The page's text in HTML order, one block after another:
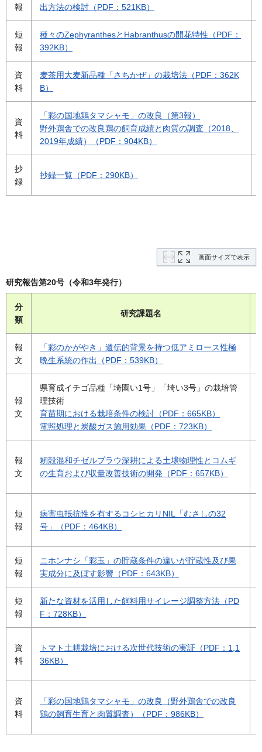
報
出方法の検討（PDF：521KB）
短
報
種々のZephyranthesとHabranthusの開花特性（PDF：
392KB）
資
料
麦茶用大麦新品種「さちかぜ」の栽培法（PDF：362K
B）
資
料
「彩の国地鶏タマシャモ」の改良（第3報）
野外鶏舎での改良鶏の飼育成績と肉質の調査（2018、
2019年成績）（PDF：904KB）
抄
録
抄録一覧（PDF：290KB）
画面サイズで表示
研究報告第20号（令和3年発行）
分
類
研究課題名
報
文
「彩のかがやき」遺伝的背景を持つ低アミロース性極
晩生系統の作出（PDF：539KB）
報
文
県育成イチゴ品種「埼園い1号」「埼い3号」の栽培管
理技術
育苗期における栽培条件の検討（PDF：665KB）
電照処理と炭酸ガス施用効果（PDF：723KB）
報
文
籾殻混和チゼルプラウ深耕による土壌物理性とコムギ
の生育および収量改善技術の開発（PDF：657KB）
短
報
病害虫抵抗性を有するコシヒカリNIL「むさしの32
号」（PDF：464KB）
短
報
ニホンナシ「彩玉」の貯蔵条件の違いが貯蔵性及び果
実成分に及ぼす影響（PDF：643KB）
短
報
新たな資材を活用した飼料用サイレージ調整方法（PD
F：728KB）
資
料
トマト土耕栽培における次世代技術の実証（PDF：1,1
36KB）
資
料
「彩の国地鶏タマシャモ」の改良（野外鶏舎での改良
鶏の飼育生育と肉質調査）（PDF：986KB）